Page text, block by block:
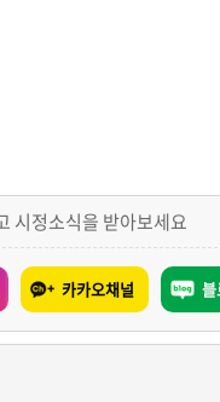
시정소식을 받아보세요
카카오채널